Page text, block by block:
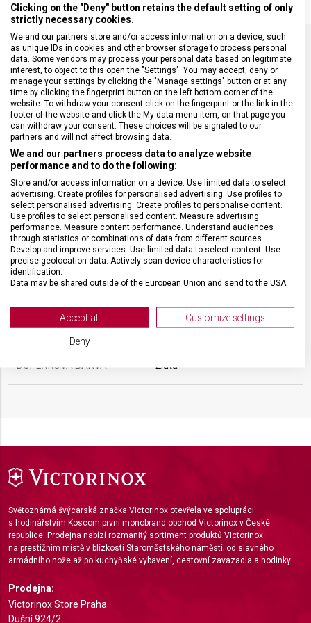
SPECIFIKACE PRODUKTU
DRUH ZBOŽÍ Kapesní nože
ZÁRUKA 24 měsíců
HMOTNOST 40 g
VELIKOST 13 x 4,6 x 3,8 cm
MATERIÁL Nylon
BARVA Červená
DOPLŇKOVÁ BARVA Žlutá
Světoznámá švýcarská značka Victorinox otevřela ve spolupráci
s hodinářstvím Koscom první monobrand obchod Victorinox v České
republice. Prodejna nabízí rozmanitý sortiment produktů Victorinox
na prestižním místě v blízkosti Staroměstského náměstí; od slavného
armádního nože až po kuchyňské vybavení, cestovní zavazadla a hodinky.
Prodejna:
Victorinox Store Praha
Dušní 924/2
Clicking on the "Deny" button retains the default setting of only
strictly necessary cookies.
We and our partners store and/or access information on a device, such
as unique IDs in cookies and other browser storage to process personal
data. Some vendors may process your personal data based on legitimate
interest, to object to this open the "Settings". You may accept, deny or
manage your settings by clicking the "Manage settings" button or at any
time by clicking the fingerprint button on the left bottom corner of the
website. To withdraw your consent click on the fingerprint or the link in the
footer of the website and click the My data menu item, on that page you
can withdraw your consent. These choices will be signaled to our
partners and will not affect browsing data.
We and our partners process data to analyze website
performance and to do the following:
Store and/or access information on a device. Use limited data to select
advertising. Create profiles for personalised advertising. Use profiles to
select personalised advertising. Create profiles to personalise content.
Use profiles to select personalised content. Measure advertising
performance. Measure content performance. Understand audiences
through statistics or combinations of data from different sources.
Develop and improve services. Use limited data to select content. Use
precise geolocation data. Actively scan device characteristics for
identification.
Data may be shared outside of the European Union and send to the USA.
View Partner List (2 IAB Vendors)
We use your data for the following purposes:
advertising
Use profiles to select personalised content
Measure advertising performance
Measure content performance
Understand audiences through statistics or
Accept all Customize settings
Deny